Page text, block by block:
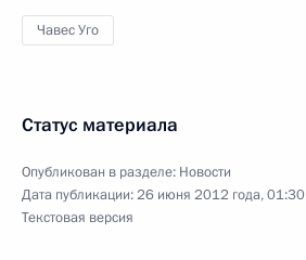
Чавес Уго
Статус материала
Опубликован в разделе: Новости
Дата публикации:26 июня 2012 года, 01:30
Текстовая версия